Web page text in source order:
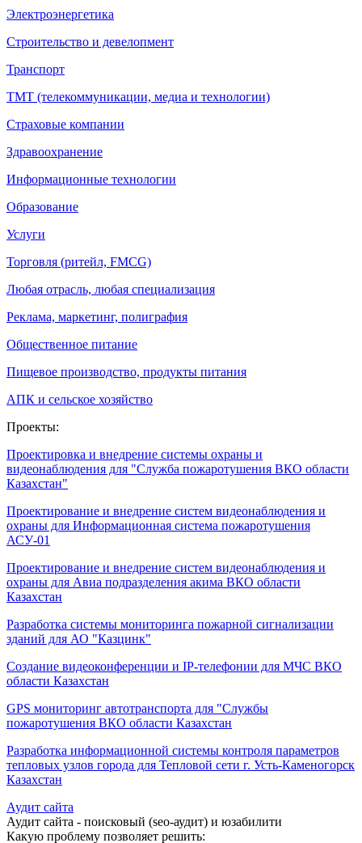
Электроэнергетика
Строительство и девелопмент
Транспорт
ТМТ (телекоммуникации, медиа и технологии)
Страховые компании
Здравоохранение
Информационные технологии
Образование
Услуги
Торговля (ритейл, FMCG)
Любая отрасль, любая специализация
Реклама, маркетинг, полиграфия
Общественное питание
Пищевое производство, продукты питания
АПК и сельское хозяйство
Проекты:
Проектировка и внедрение системы охраны и
видеонаблюдения для "Служба пожаротушения ВКО области
Казахстан"
Проектирование и внедрение систем видеонаблюдения и
охраны для Информационная система пожаротушения
АСУ-01
Проектирование и внедрение систем видеонаблюдения и
охраны для Авиа подразделения акима ВКО области
Казахстан
Разработка системы мониторинга пожарной сигнализации
зданий для АО "Казцинк"
Создание видеоконференции и IP-телефонии для МЧС ВКО
области Казахстан
GPS мониторинг автотранспорта для "Службы
пожаротушения ВКО области Казахстан
Разработка информационной системы контроля параметров
тепловых узлов города для Тепловой сети г. Усть-Каменогорск
Казахстан
Аудит сайта
Аудит сайта - поисковый (seo-аудит) и юзабилити
Какую проблему позволяет решить: